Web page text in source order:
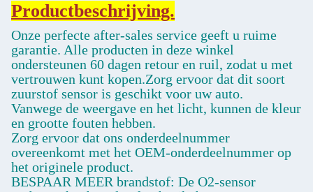
Productbeschrijving.
Onze perfecte after-sales service geeft u ruime
garantie. Alle producten in deze winkel
ondersteunen 60 dagen retour en ruil, zodat u met
vertrouwen kunt kopen.Zorg ervoor dat dit soort
zuurstof sensor is geschikt voor uw auto.
Vanwege de weergave en het licht, kunnen de kleur
en grootte fouten hebben.
Zorg ervoor dat ons onderdeelnummer
overeenkomt met het OEM-onderdeelnummer op
het originele product.
BESPAAR MEER brandstof: De O2-sensor